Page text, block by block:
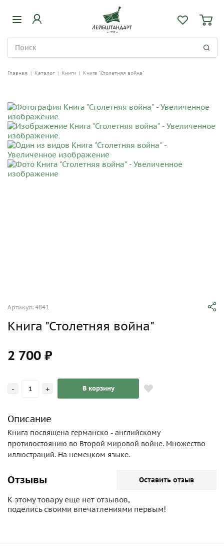
Главная | Каталог | Книги | Книга "Столетняя война"
Артикул: 4841
Книга "Столетняя война"
2 700 ₽
- + В корзину
Описание
Книга посвящена германско - английскому
противостоянию во Второй мировой войне. Множество
иллюстраций. На немецком языке.
Отзывы Оставить отзыв
К этому товару еще нет отзывов,
поделись своими впечатлениями первым!